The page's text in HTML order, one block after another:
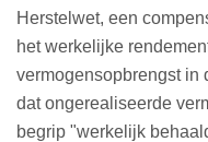
Herstelwet, een
het werkelijke
vermogensopbrengst in
dat ongerealiseerde
begrip "werkelijk